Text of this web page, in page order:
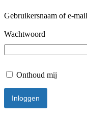
Gebruikersnaam of e-
Wachtwoord
Onthoud mij